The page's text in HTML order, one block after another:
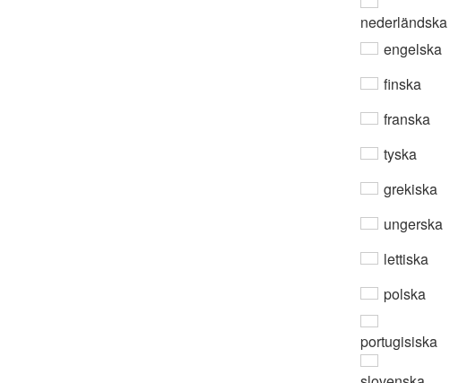
nederländska
engelska
finska
franska
tyska
grekiska
ungerska
lettiska
polska
portugisiska